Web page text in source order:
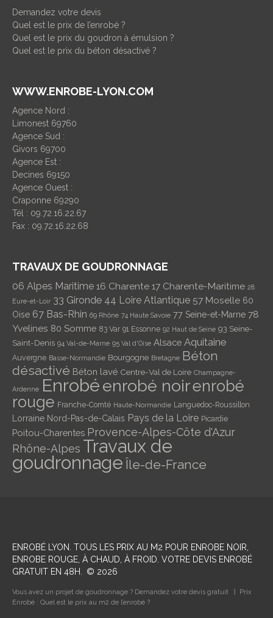
Demandez votre devis
Quel est le prix de l’enrobé ?
Quel est le prix du goudron à émulsion ?
Quel est le prix du béton désactivé ?
WWW.ENROBE-LYON.COM
Agence Nord :
Limonest 69760
Agence Sud :
Givors 69700
Agence Est :
Decines 69150
Agence Ouest :
Craponne 69290
Tél : 09.72.16.22.67
Fax : 09.72.16.22.68
TRAVAUX DE GOUDRONNAGE
06 Alpes Maritime 16 Charente 17 Charente-Maritime 28
Eure-et-Loir 33 Gironde 44 Loire Atlantique 57 Moselle 60
Oise 67 Bas-Rhin 69 Rhône 74 Haute Savoie 77 Seine-et-Marne 78
Yvelines 80 Somme 83 Var 91 Essonne 92 Haut de Seine 93 Seine-
Saint-Denis 94 Val-de-Marne 95 Val d'Oise Alsace Aquitaine
Auvergne Basse-Normandie Bourgogne Bretagne Béton
désactivé Béton lavé Centre-Val de Loire Champagne-
Ardenne Enrobéenrobé noirenrobé
rouge Franche-Comté Haute-Normandie Languedoc-Roussillon
Lorraine Nord-Pas-de-Calais Pays de la Loire Picardie
Poitou-Charentes Provence-Alpes-Côte d'Azur
Rhône-Alpes Travaux de
goudronnage Île-de-France
ENROBÉ LYON . TOUS LES PRIX AU M2 POUR ENROBE NOIR,
ENROBE ROUGE, À CHAUD, À FROID. VOTRE DEVIS ENROBÉ
GRATUIT EN 48H.
© 2026
Vous avez un projet de goudronnage ? Demandez votre devis gratuit
Prix
Enrobé : Quel est le prix au m2 de l’enrobé ?